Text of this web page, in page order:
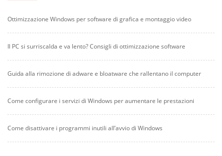
Ottimizzazione Windows per software di grafica e montaggio video
Il PC si surriscalda e va lento? Consigli di ottimizzazione software
Guida alla rimozione di adware e bloatware che rallentano il computer
Come configurare i servizi di Windows per aumentare le prestazioni
Come disattivare i programmi inutili all’avvio di Windows